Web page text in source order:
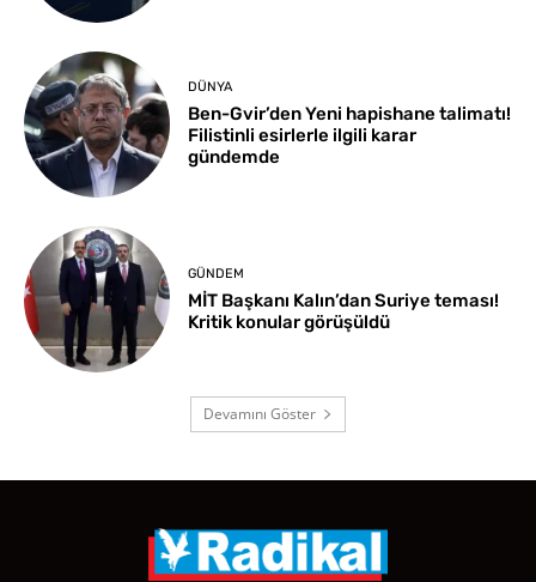
DÜNYA
Ben-Gvir’den Yeni hapishane talimatı!
Filistinli esirlerle ilgili karar
gündemde
GÜNDEM
MİT Başkanı Kalın’dan Suriye teması!
Kritik konular görüşüldü
Devamını Göster